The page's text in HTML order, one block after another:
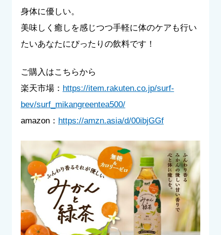
身体に優しい。
美味しく癒しを感じつつ手軽に体のケアも行い
たいあなたにぴったりの飲料です！
ご購入はこちらから
楽天市場： https://item.rakuten.co.jp/surf-
bev/surf_mikangreentea500/
amazon： https://amzn.asia/d/00ibjGGf